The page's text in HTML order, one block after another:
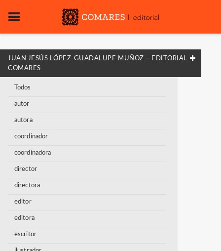
JUAN JESÚS LÓPEZ-GUADALUPE MUÑOZ – EDITORIAL
COMARES
Todos
autor
autora
coordinador
coordinadora
director
directora
editor
editora
escritor